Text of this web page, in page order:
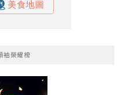
袖榮耀榜